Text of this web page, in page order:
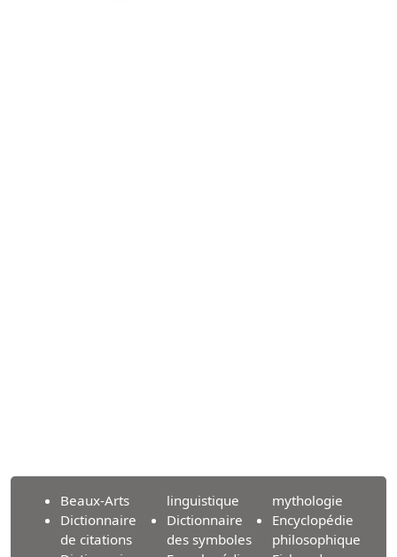
Beaux-Arts
Dictionnaire
de citations
linguistique
Dictionnaire
des symboles
mythologie
Encyclopédie
philosophique